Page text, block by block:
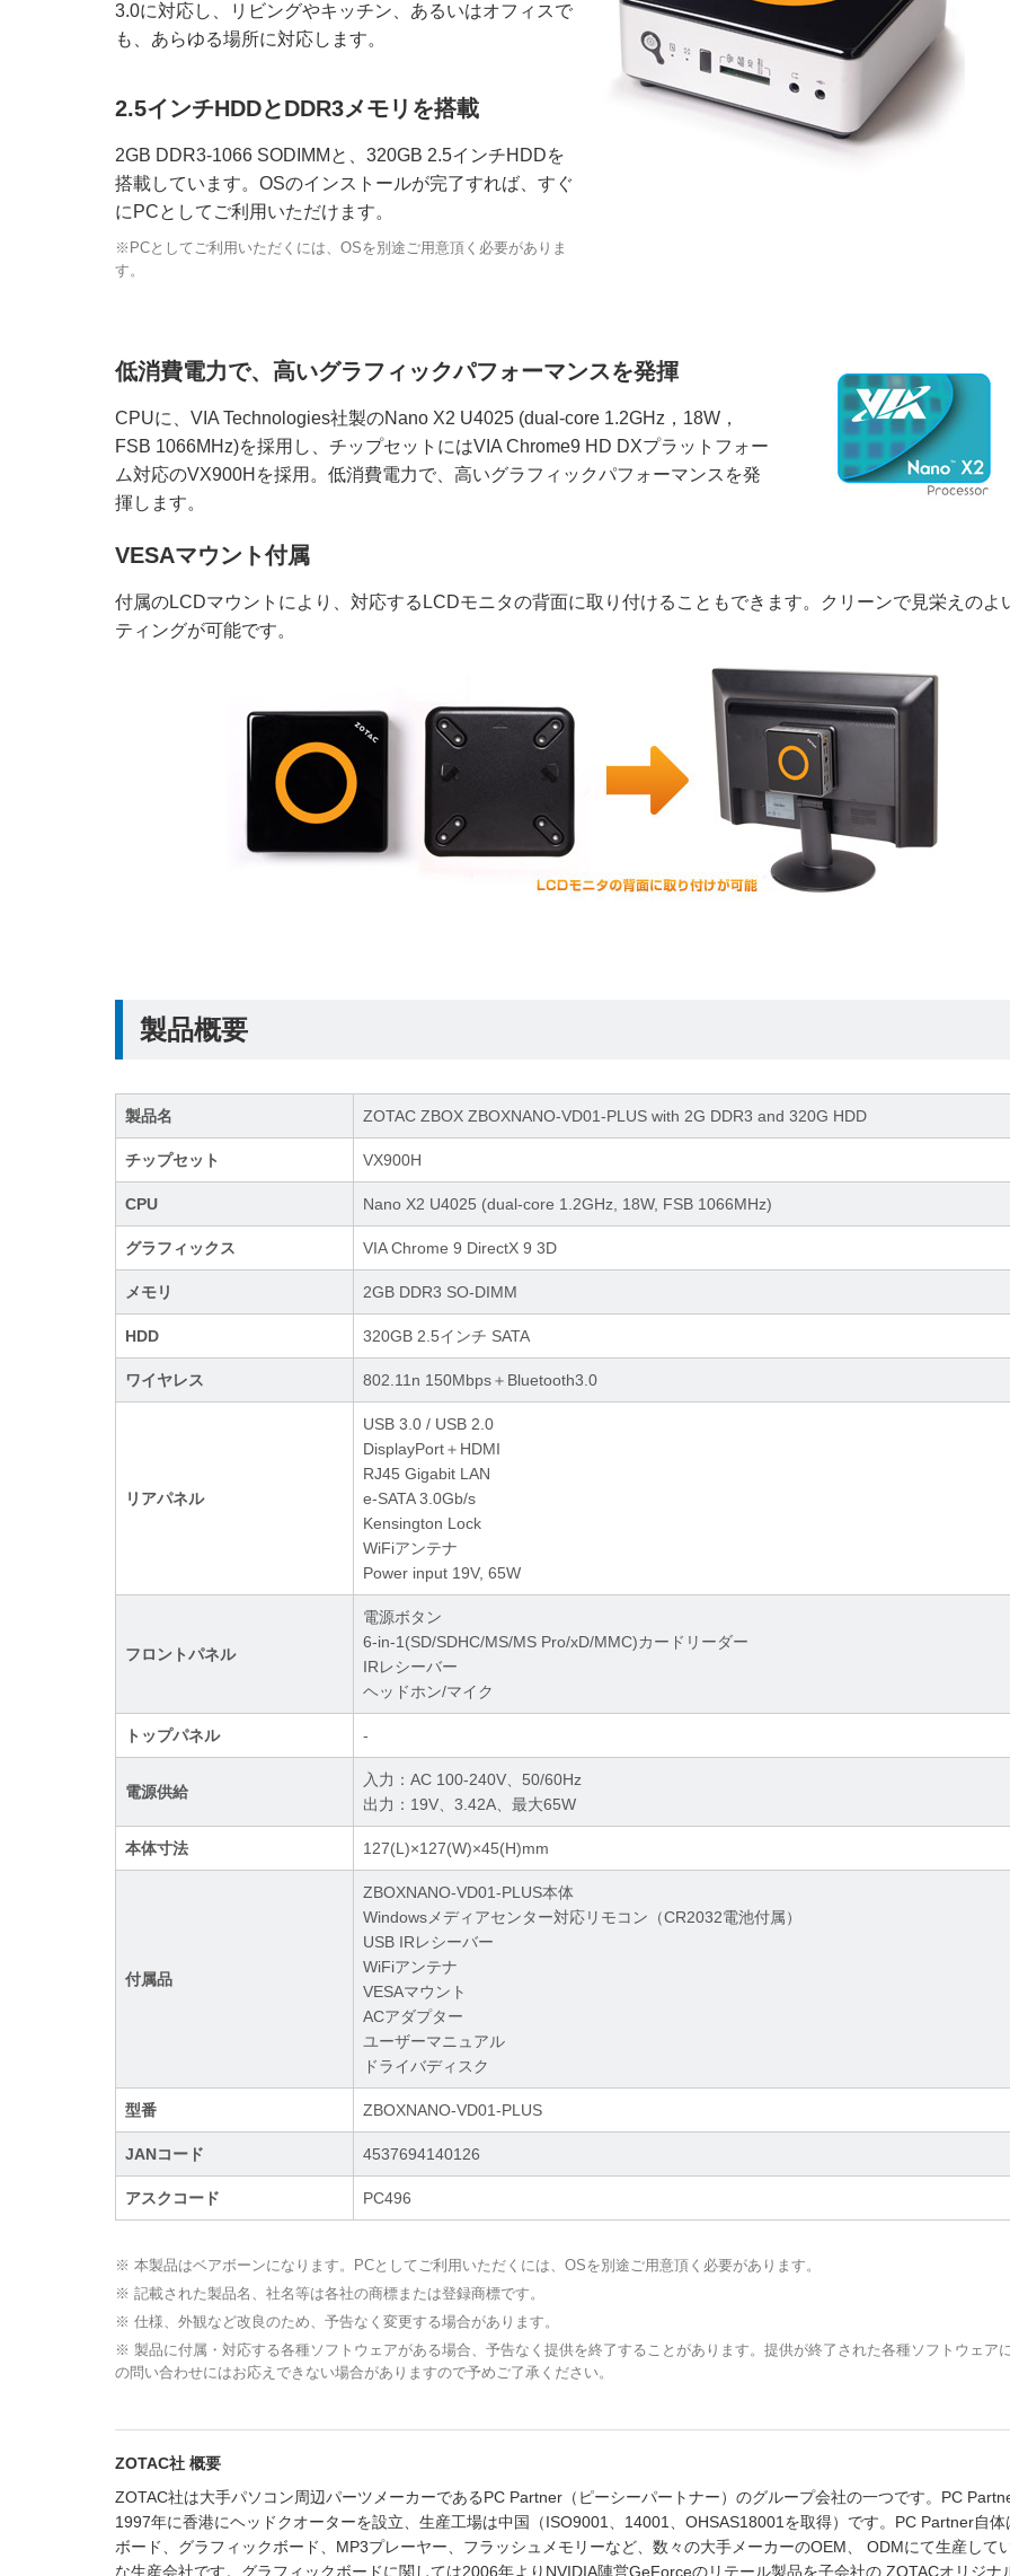
3.0に対応し、リビングやキッチン、あるいはオフィスで
も、あらゆる場所に対応します。
2.5インチHDDとDDR3メモリを搭載
2GB DDR3-1066 SODIMMと、320GB 2.5インチHDDを
搭載しています。OSのインストールが完了すれば、すぐ
にPCとしてご利用いただけます。
※PCとしてご利用いただくには、OSを別途ご用意頂く必要がありま
す。
低消費電力で、高いグラフィックパフォーマンスを発揮
CPUに、VIA Technologies社製のNano X2 U4025 (dual-core 1.2GHz，18W，
FSB 1066MHz)を採用し、チップセットにはVIA Chrome9 HD DXプラットフォー
ム対応のVX900Hを採用。低消費電力で、高いグラフィックパフォーマンスを発
揮します。
VESAマウント付属
付属のLCDマウントにより、対応するLCDモニタの背面に取り付けることもできます。クリーンで見栄えのよ
ティングが可能です。
製品概要
製品名 ZOTAC ZBOX ZBOXNANO-VD01-PLUS with 2G DDR3 and 320G HDD
チップセット VX900H
CPU Nano X2 U4025 (dual-core 1.2GHz, 18W, FSB 1066MHz)
グラフィックス VIA Chrome 9 DirectX 9 3D
メモリ 2GB DDR3 SO-DIMM
HDD 320GB 2.5インチ SATA
ワイヤレス 802.11n 150Mbps＋Bluetooth3.0
リアパネル
USB 3.0 / USB 2.0
DisplayPort＋HDMI
RJ45 Gigabit LAN
e-SATA 3.0Gb/s
Kensington Lock
WiFiアンテナ
Power input 19V, 65W
フロントパネル
電源ボタン
6-in-1(SD/SDHC/MS/MS Pro/xD/MMC)カードリーダー
IRレシーバー
ヘッドホン/マイク
トップパネル -
電源供給
入力：AC 100-240V、50/60Hz
出力：19V、3.42A、最大65W
本体寸法 127(L)×127(W)×45(H)mm
付属品
ZBOXNANO-VD01-PLUS本体
Windowsメディアセンター対応リモコン（CR2032電池付属）
USB IRレシーバー
WiFiアンテナ
VESAマウント
ACアダプター
ユーザーマニュアル
ドライバディスク
型番 ZBOXNANO-VD01-PLUS
JANコード 4537694140126
アスクコード PC496
※ 本製品はベアボーンになります。PCとしてご利用いただくには、OSを別途ご用意頂く必要があります。
※ 記載された製品名、社名等は各社の商標または登録商標です。
※ 仕様、外観など改良のため、予告なく変更する場合があります。
※ 製品に付属・対応する各種ソフトウェアがある場合、予告なく提供を終了することがあります。提供が終了された各種ソフトウェア
の問い合わせにはお応えできない場合がありますので予めご了承ください。
ZOTAC社 概要
ZOTAC社は大手パソコン周辺パーツメーカーであるPC Partner（ピーシーパートナー）のグループ会社の一つです。PC
1997年に香港にヘッドクオーターを設立、生産工場は中国（ISO9001、14001、OHSAS18001を取得）です。PC Partner自体
ボード、グラフィックボード、MP3プレーヤー、フラッシュメモリーなど、数々の大手メーカーのOEM、 ODMにて生産して
な生産会社です。グラフィックボードに関しては2006年よりNVIDIA陣営GeForceのリテール製品を子会社の ZOTACオリジナ